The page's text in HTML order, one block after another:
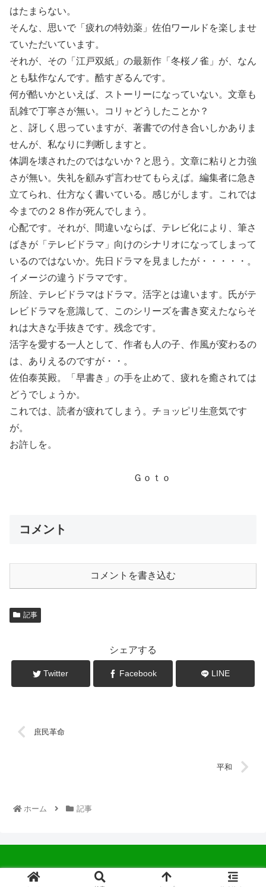
はたまらない。
そんな、思いで「疲れの特効薬」佐伯ワールドを楽しませ
ていただいています。
それが、その「江戸双紙」の最新作「冬桜ノ雀」が、なん
とも駄作なんです。酷すぎるんです。
何が酷いかといえば、ストーリーになっていない。文章も
乱雑で丁寧さが無い。コリャどうしたことか？
と、訝しく思っていますが、著書での付き合いしかありま
せんが、私なりに判断しますと。
体調を壊されたのではないか？と思う。文章に粘りと力強
さが無い。失礼を顧みず言わせてもらえば。編集者に急き
立てられ、仕方なく書いている。感じがします。これでは
今までの２８作が死んでしまう。
心配です。それが、間違いならば、テレビ化により、筆さ
ばきが「テレビドラマ」向けのシナリオになってしまって
いるのではないか。先日ドラマを見ましたが・・・・・。
イメージの違うドラマです。
所詮、テレビドラマはドラマ。活字とは違います。氏がテ
レビドラマを意識して、このシリーズを書き変えたならそ
れは大きな手抜きです。残念です。
活字を愛する一人として、作者も人の子、作風が変わるの
は、ありえるのですが・・。
佐伯泰英殿。「早書き」の手を止めて、疲れを癒されては
どうでしょうか。
これでは、読者が疲れてしまう。チョッピリ生意気です
が。
お許しを。
Ｇｏｔｏ
コメント
コメントを書き込む
記事
シェアする
Twitter Facebook LINE
庶民革命
平和
ホーム 記事
© 2022 中広会長ブログ.